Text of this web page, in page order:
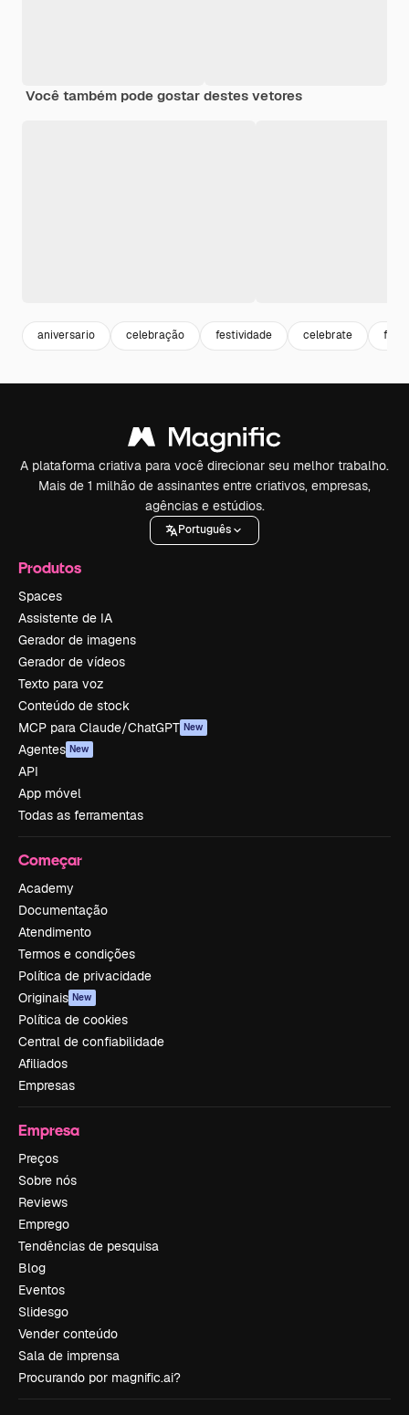
Você também pode gostar destes vetores
aniversario celebração festividade celebrate festa
A plataforma criativa para você direcionar seu melhor trabalho.
Mais de 1 milhão de assinantes entre criativos, empresas,
agências e estúdios.
Português
Produtos
Spaces
Assistente de IA
Gerador de imagens
Gerador de vídeos
Texto para voz
Conteúdo de stock
MCP para Claude/ChatGPT New
Agentes New
API
App móvel
Todas as ferramentas
Começar
Academy
Documentação
Atendimento
Termos e condições
Política de privacidade
Originais New
Política de cookies
Central de confiabilidade
Afiliados
Empresas
Empresa
Preços
Sobre nós
Reviews
Emprego
Tendências de pesquisa
Blog
Eventos
Slidesgo
Vender conteúdo
Sala de imprensa
Procurando por magnific.ai?